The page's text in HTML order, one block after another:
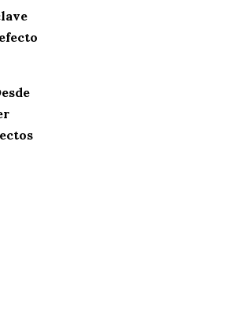
efecto